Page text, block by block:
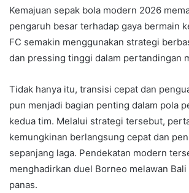
Kemajuan sepak bola modern 2026
pengaruh besar terhadap gaya bermain
FC semakin menggunakan strategi
dan pressing tinggi dalam pertandingan
Tidak hanya itu, transisi cepat dan
pun menjadi bagian penting dalam pola
kedua tim. Melalui strategi tersebut,
kemungkinan berlangsung cepat dan
sepanjang laga. Pendekatan modern
menghadirkan duel Borneo melawan
panas.